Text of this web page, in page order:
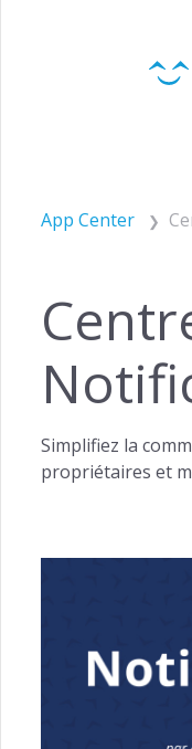
App Center
Simplifiez la
propriétaires et
App Center
Clients
Blog
Qui
Presse et
ACQUISITION